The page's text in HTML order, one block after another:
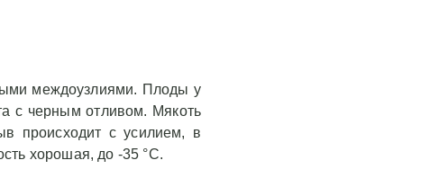
междоузлиями. Плоды у
с черным отливом. Мякоть
происходит с усилием, в
хорошая, до -35 °С.